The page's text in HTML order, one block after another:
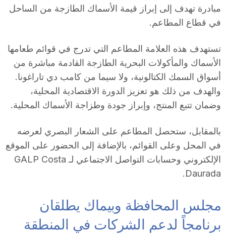
مبادرة تهدف إلى إبراز قيمة الأسماك الطازجة من الساحل
في قطاع المطاعم.
تستهدف هذه العلامة المطاعم التي تدرج في قوائم طعامها
الأسماك والمأكولات البحرية الطازجة القادمة مباشرة من
أسواق السمك الكتالونية، ولا سيما من كامب دي تاراغونا.
والهدف من ذلك هو تعزيز الدورة الاقتصادية المحلية،
وضمان تتبع المنتج، وإبراز جودة وطزاجة الأسماك المحلية.
بالمقابل، ستحصل المطاعم على الشعار البصري لعرضه
في المحل وعلى القوائم، بالإضافة إلى الحضور على الموقع
الإلكتروني وحسابات التواصل الاجتماعي لـ GALP Costa
Daurada.
مجلس المحافظة وبيماك يطلقان
برنامجاً لدعم الشركات في المنطقة